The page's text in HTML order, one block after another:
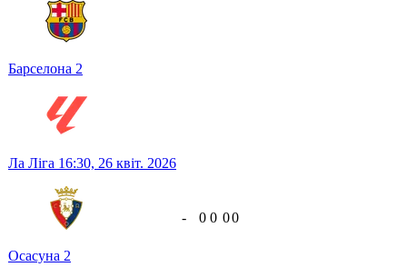
Барселона 2
Ла Ліга 16:30, 26 квіт. 2026
Осасуна 2
- 0 0 00